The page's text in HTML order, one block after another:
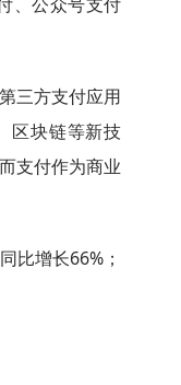
三方支付应用
区块链等新技
支付作为商业
比增长66%；